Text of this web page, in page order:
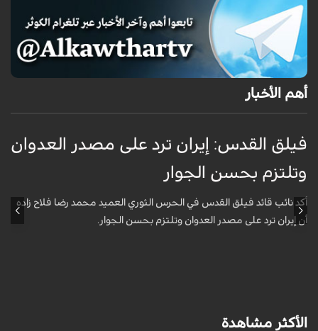
أهم الأخبار
فيلق القدس: إيران ترد على مصدر العدوان
وتلتزم بحسن الجوار
أكد نائب قائد فيلق القدس في الحرس الثوري العميد محمد رضا فلاح زاده
أن إيران ترد على مصدر العدوان وتلتزم بحسن الجوار.
الأكثر مشاهدة